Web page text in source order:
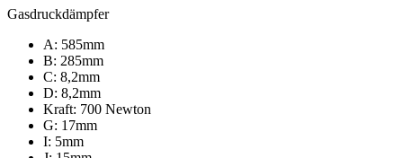
Gasdruckdämpfer
A: 585mm
B: 285mm
C: 8,2mm
D: 8,2mm
Kraft: 700 Newton
G: 17mm
I: 5mm